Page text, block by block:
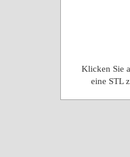
Klicken Sie
eine STL